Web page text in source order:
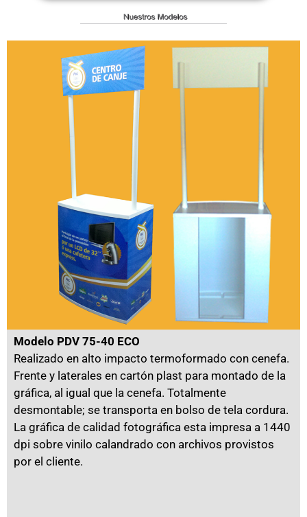
Modelo PDV 75-40 ECO
Realizado en alto impacto termoformado con cenefa.
Frente y laterales en cartón plast para montado de la
gráfica, al igual que la cenefa. Totalmente
desmontable; se transporta en bolso de tela cordura.
La gráfica de calidad fotográfica esta impresa a 1440
dpi sobre vinilo calandrado con archivos provistos
por el cliente.